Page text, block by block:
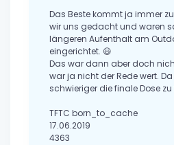
Das Beste kommt ja immer
wir uns gedacht und waren
längeren Aufenthalt am
eingerichtet. 😃
Das war dann aber doch
war ja nicht der Rede wert.
schwieriger die finale Dose zu
TFTC born_to_cache
17.06.2019
4363